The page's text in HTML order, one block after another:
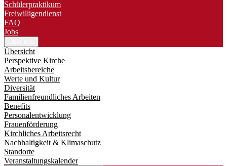
Schülerpraktikum
Freiwilligendienst
FAQ
Jobs
Übersicht
Perspektive Kirche
Arbeitsbereiche
Werte und Kultur
Diversität
Familienfreundliches Arbeiten
Benefits
Personalentwicklung
Frauenförderung
Kirchliches Arbeitsrecht
Nachhaltigkeit & Klimaschutz
Standorte
Veranstaltungskalender